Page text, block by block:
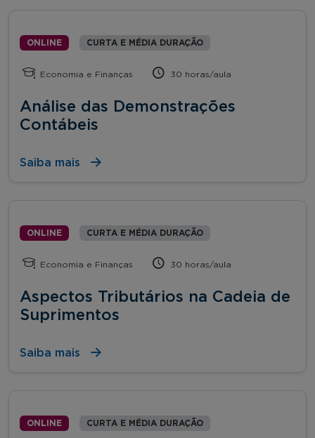
ONLINE CURTA E MÉDIA DURAÇÃO
Economia e Finanças 30 horas/aula
Análise das Demonstrações
Contábeis
Saiba mais
ONLINE CURTA E MÉDIA DURAÇÃO
Economia e Finanças 30 horas/aula
Aspectos Tributários na Cadeia de
Suprimentos
Saiba mais
ONLINE CURTA E MÉDIA DURAÇÃO